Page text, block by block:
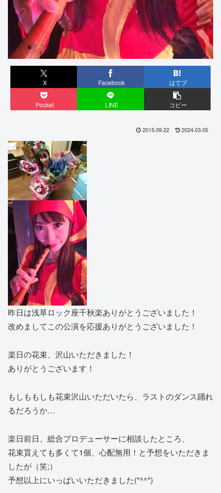
X Facebook はてブ
Pocket LINE コピー
2015.09.22 2024.03.05
昨日は浅草ロック座千秋楽ありがとうございました！
改めましてこの公演を応援ありがとうございました！
楽日の花束、沢山いただきました！
ありがとうございます！
もしももしも花束沢山いただいたら、ラストのダンス踊れ
るだろうか…
楽日前日、総合プロデューサーに相談したところ、
花束貰えても多くて1個、心配無用！と予想をいただきま
したが（笑;）
予想以上にいっぱいいただきました(*^^*)